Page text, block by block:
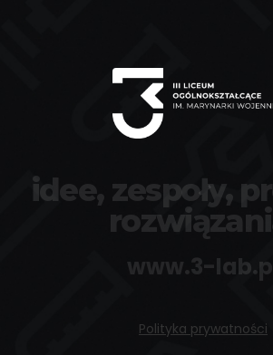
idee, zespoły,
www.3-
Polityka prywatności